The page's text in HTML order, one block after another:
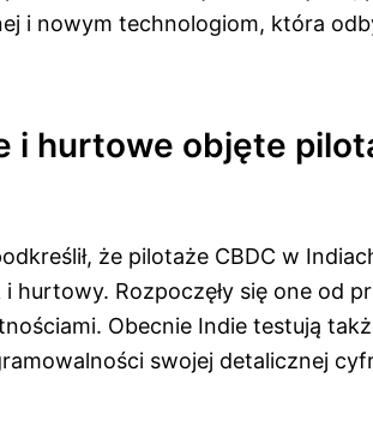
i nowym technologiom, która
i hurtowe objęte
że pilotaże CBDC w
hurtowy. Rozpoczęły się one od
Obecnie Indie testują
swojej detalicznej